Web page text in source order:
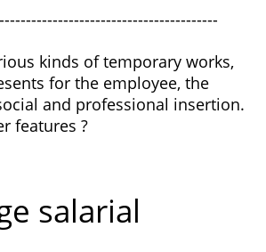
kinds of temporary works,
for the employee, the
and professional insertion.
features ?
salarial